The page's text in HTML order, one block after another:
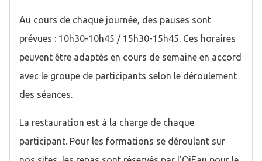
Au cours de chaque journée, des pauses sont
prévues : 10h30-10h45 / 15h30-15h45. Ces horaires
peuvent être adaptés en cours de semaine en accord
avec le groupe de participants selon le déroulement
des séances.
La restauration est à la charge de chaque
participant. Pour les formations se déroulant sur